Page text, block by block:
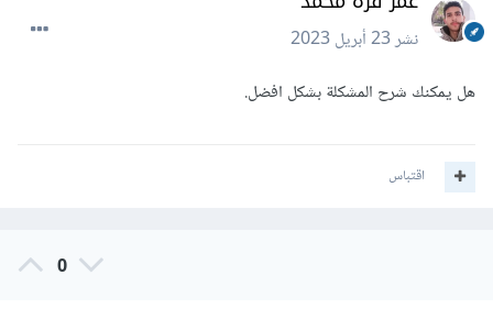
نشر23 أبريل 2023
هل يمكنك شرح المشكلة بشكل افضل.
اقتباس
0